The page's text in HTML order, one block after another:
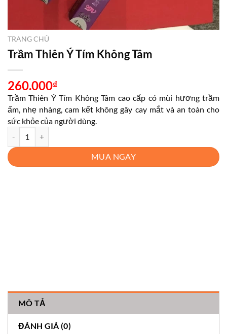
TRANG CHỦ
Trầm Thiên Ý Tím Không Tâm
260.000₫
Trầm Thiên Ý Tím Không Tâm cao cấp có mùi hương trầm
ấm, nhẹ nhàng, cam kết không gây cay mắt và an toàn cho
sức khỏe của người dùng.
MUA NGAY
MÔ TẢ
ĐÁNH GIÁ (0)